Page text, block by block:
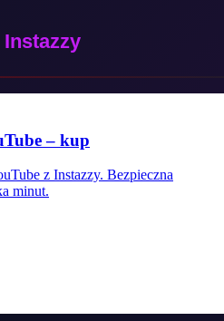
– kup
z Instazzy. Bezpieczna
minut.